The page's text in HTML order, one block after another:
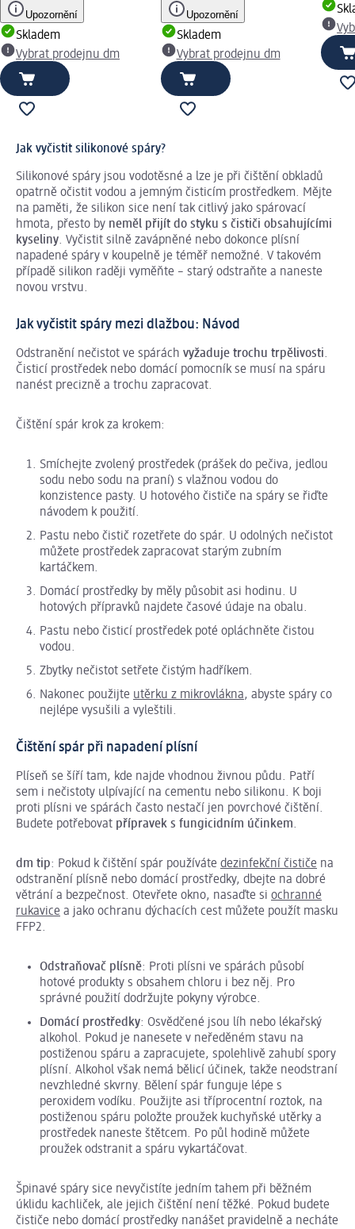
Upozornění
Skladem
Vybrat prodejnu dm
Upozornění
Skladem
Vybrat prodejnu dm
Jak vyčistit silikonové spáry?
Silikonové spáry jsou vodotěsné a lze je při čištění obkladů
opatrně očistit vodou a jemným čisticím prostředkem. Mějte
na paměti, že silikon sice není tak citlivý jako spárovací
hmota, přesto by neměl přijít do styku s čističi obsahujícími
kyseliny. Vyčistit silně zavápněné nebo dokonce plísní
napadené spáry v koupelně je téměř nemožné. V takovém
případě silikon raději vyměňte – starý odstraňte a naneste
novou vrstvu.
Jak vyčistit spáry mezi dlažbou: Návod
Odstranění nečistot ve spárách vyžaduje trochu trpělivosti.
Čisticí prostředek nebo domácí pomocník se musí na spáru
nanést precizně a trochu zapracovat.
Čištění spár krok za krokem:
Smíchejte zvolený prostředek (prášek do pečiva, jedlou
sodu nebo sodu na praní) s vlažnou vodou do
konzistence pasty. U hotového čističe na spáry se řiďte
návodem k použití.
Pastu nebo čistič rozetřete do spár. U odolných nečistot
můžete prostředek zapracovat starým zubním
kartáčkem.
Domácí prostředky by měly působit asi hodinu. U
hotových přípravků najdete časové údaje na obalu.
Pastu nebo čisticí prostředek poté opláchněte čistou
vodou.
Zbytky nečistot setřete čistým hadříkem.
Nakonec použijte utěrku z mikrovlákna, abyste spáry co
nejlépe vysušili a vyleštili.
Čištění spár při napadení plísní
Plíseň se šíří tam, kde najde vhodnou živnou půdu. Patří
sem i nečistoty ulpívající na cementu nebo silikonu. K boji
proti plísni ve spárách často nestačí jen povrchové čištění.
Budete potřebovat přípravek s fungicidním účinkem.
dm tip: Pokud k čištění spár používáte dezinfekční čističe na
odstranění plísně nebo domácí prostředky, dbejte na dobré
větrání a bezpečnost. Otevřete okno, nasaďte si ochranné
rukavice a jako ochranu dýchacích cest můžete použít masku
FFP2.
Odstraňovač plísně: Proti plísni ve spárách působí
hotové produkty s obsahem chloru i bez něj. Pro
správné použití dodržujte pokyny výrobce.
Domácí prostředky: Osvědčené jsou líh nebo lékařský
alkohol. Pokud je nanesete v neředěném stavu na
postiženou spáru a zapracujete, spolehlivě zahubí spory
plísní. Alkohol však nemá bělicí účinek, takže neodstraní
nevzhledné skvrny. Bělení spár funguje lépe s
peroxidem vodíku. Použijte asi tříprocentní roztok, na
postiženou spáru položte proužek kuchyňské utěrky a
prostředek naneste štětcem. Po půl hodině můžete
proužek odstranit a spáru vykartáčovat.
Špinavé spáry sice nevyčistíte jedním tahem při běžném
úklidu kachliček, ale jejich čištění není těžké. Pokud budete
čističe nebo domácí prostředky nanášet pravidelně a necháte